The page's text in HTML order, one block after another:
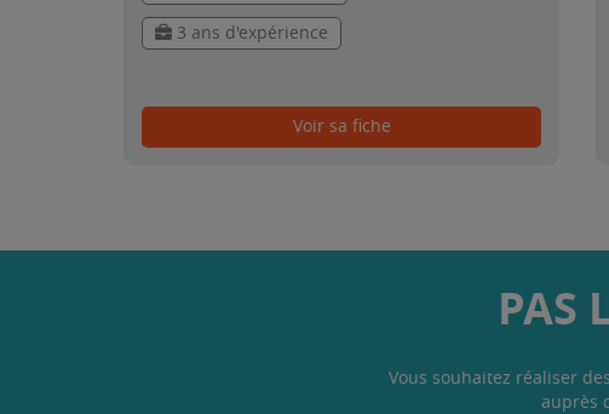
3 ans d'expérience
Voir sa fiche
PAS
Vous souhaitez réaliser
auprès